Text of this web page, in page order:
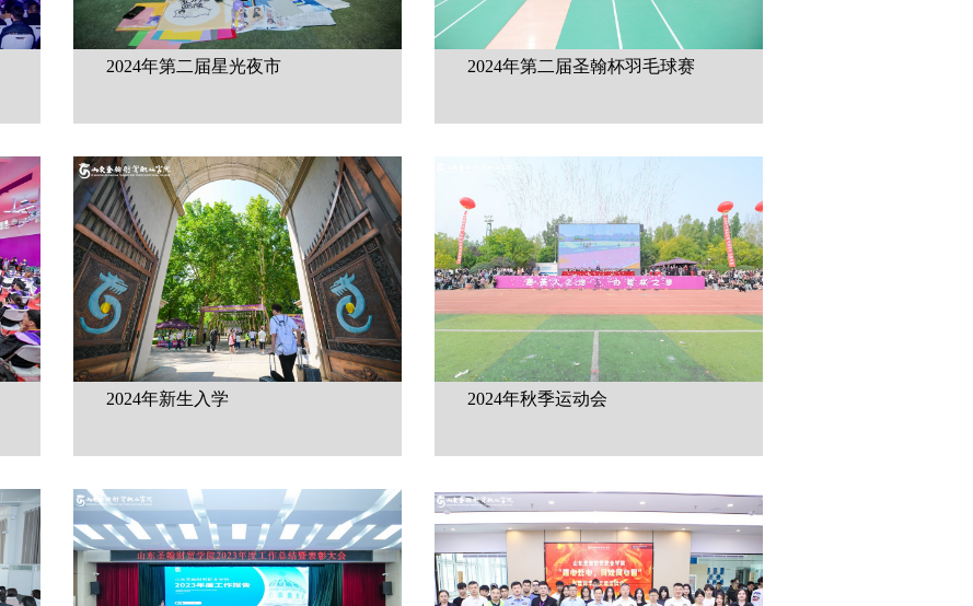
2024年第二届星光夜市 2024年第二届圣翰杯羽毛球赛
2024年新生入学 2024年秋季运动会